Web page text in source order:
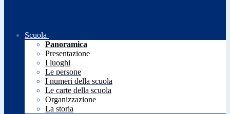
Scuola
Panoramica
Presentazione
I luoghi
Le persone
I numeri della scuola
Le carte della scuola
Organizzazione
La storia